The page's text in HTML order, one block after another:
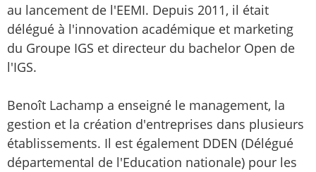
au lancement de l'EEMI. Depuis 2011, il était
délégué à l'innovation académique et marketing
du Groupe IGS et directeur du bachelor Open de
l'IGS.
Benoît Lachamp a enseigné le management, la
gestion et la création d'entreprises dans plusieurs
établissements. Il est également DDEN (Délégué
départemental de l'Education nationale) pour les